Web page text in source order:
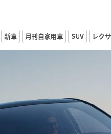
新車 月刊自家用車 SUV レク